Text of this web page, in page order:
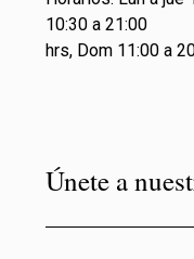
10:30 a 21:00
hrs, Dom 11:00 a
Únete a